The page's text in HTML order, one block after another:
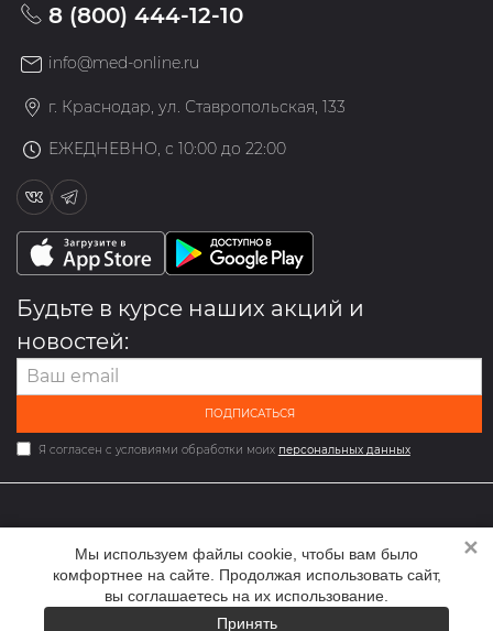
Мы используем файлы cookie, чтобы вам было
комфортнее на сайте. Продолжая использовать сайт,
вы соглашаетесь на их использование.
Принять
✕
8 (800) 444-12-10
info@med-online.ru
г. Краснодар, ул. Ставропольская, 133
ЕЖЕДНЕВНО, с 10:00 до 22:00
Будьте в курсе наших акций и
новостей:
ПОДПИСАТЬСЯ
Я согласен с условиями обработки моих персональных данных
2026 © Мультибрендовый магазин одежды и обуви med-
online.ru